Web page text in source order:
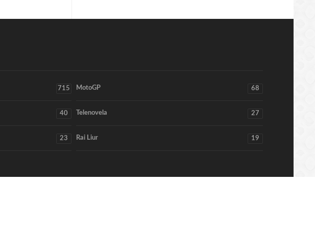
715 MotoGP 68
40 Telenovela 27
23 Rai Liur 19